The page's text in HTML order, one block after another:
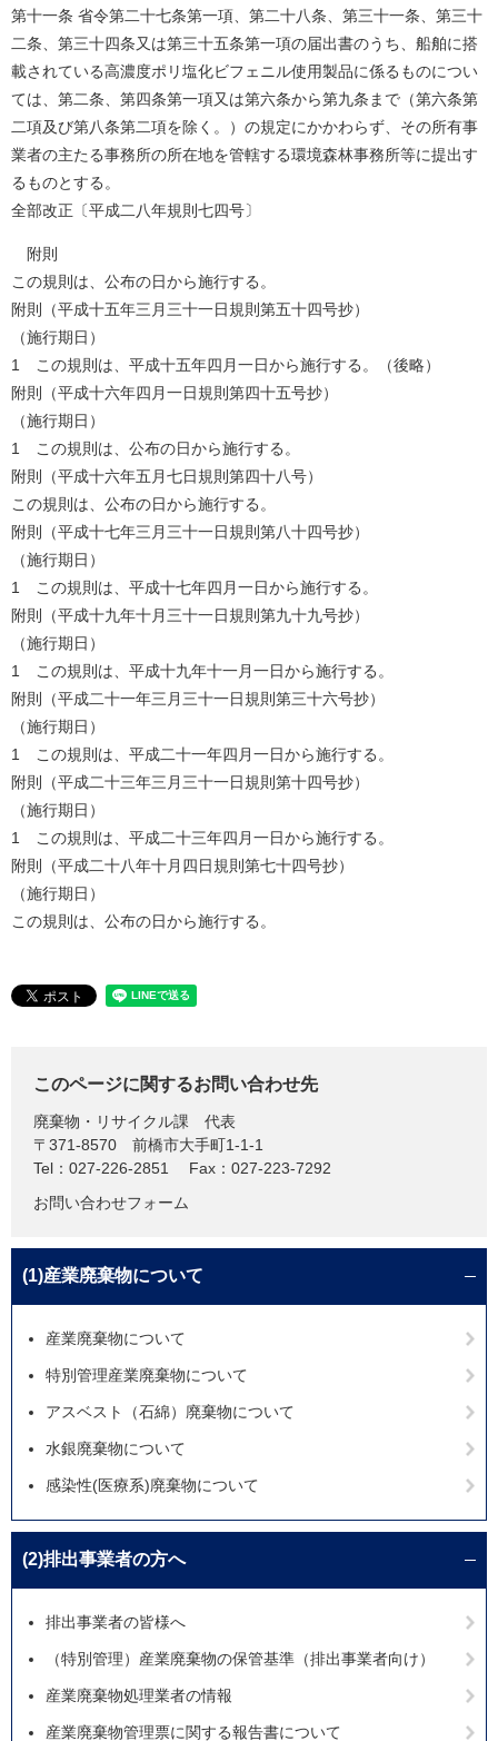
第十一条 省令第二十七条第一項、第二十八条、第三十一条、第三十
二条、第三十四条又は第三十五条第一項の届出書のうち、船舶に搭
載されている高濃度ポリ塩化ビフェニル使用製品に係るものについ
ては、第二条、第四条第一項又は第六条から第九条まで（第六条第
二項及び第八条第二項を除く。）の規定にかかわらず、その所有事
業者の主たる事務所の所在地を管轄する環境森林事務所等に提出す
るものとする。
全部改正〔平成二八年規則七四号〕
附則
この規則は、公布の日から施行する。
附則（平成十五年三月三十一日規則第五十四号抄）
（施行期日）
1 この規則は、平成十五年四月一日から施行する。（後略）
附則（平成十六年四月一日規則第四十五号抄）
（施行期日）
1 この規則は、公布の日から施行する。
附則（平成十六年五月七日規則第四十八号）
この規則は、公布の日から施行する。
附則（平成十七年三月三十一日規則第八十四号抄）
（施行期日）
1 この規則は、平成十七年四月一日から施行する。
附則（平成十九年十月三十一日規則第九十九号抄）
（施行期日）
1 この規則は、平成十九年十一月一日から施行する。
附則（平成二十一年三月三十一日規則第三十六号抄）
（施行期日）
1 この規則は、平成二十一年四月一日から施行する。
附則（平成二十三年三月三十一日規則第十四号抄）
（施行期日）
1 この規則は、平成二十三年四月一日から施行する。
附則（平成二十八年十月四日規則第七十四号抄）
（施行期日）
この規則は、公布の日から施行する。
このページに関するお問い合わせ先
廃棄物・リサイクル課
代表
〒371-8570
前橋市大手町1-1-1
Tel：027-226-2851
Fax：027-223-7292
お問い合わせフォーム
(1)産業廃棄物について
産業廃棄物について
特別管理産業廃棄物について
アスベスト（石綿）廃棄物について
水銀廃棄物について
感染性(医療系)廃棄物について
(2)排出事業者の方へ
排出事業者の皆様へ
（特別管理）産業廃棄物の保管基準（排出事業者向け）
産業廃棄物処理業者の情報
産業廃棄物管理票に関する報告書について